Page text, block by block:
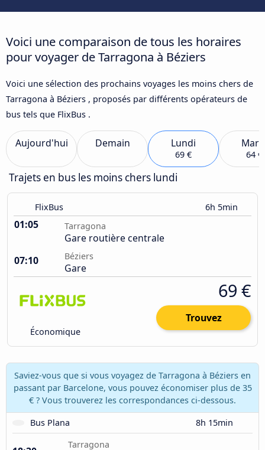
Voici une comparaison de tous les horaires
pour voyager de Tarragona à Béziers
Voici une sélection des prochains voyages les moins chers de
Tarragona à Béziers , proposés par différents opérateurs de
bus tels que FlixBus .
Aujourd'hui Demain Lundi
69 € 64 €
Trajets en bus les moins chers lundi
FlixBus 6h 5min
01:05 Tarragona
Gare routière centrale
07:10
Béziers
Gare
Économique
69 €
Trouvez
Saviez-vous que si vous voyagez de Tarragona à Béziers en
passant par Barcelone, vous pouvez économiser plus de 35
€ ? Vous trouverez les correspondances ci-dessous.
Bus Plana
8h 15min
Tarragona